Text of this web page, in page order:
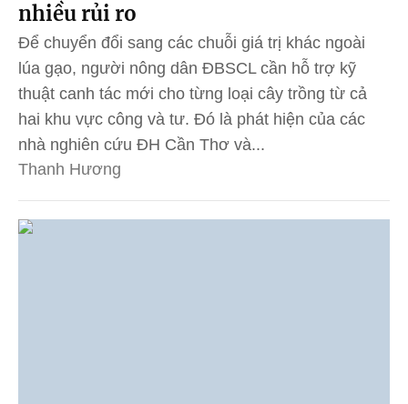
nhiều rủi ro
Để chuyển đổi sang các chuỗi giá trị khác ngoài
lúa gạo, người nông dân ĐBSCL cần hỗ trợ kỹ
thuật canh tác mới cho từng loại cây trồng từ cả
hai khu vực công và tư. Đó là phát hiện của các
nhà nghiên cứu ĐH Cần Thơ và...
Thanh Hương